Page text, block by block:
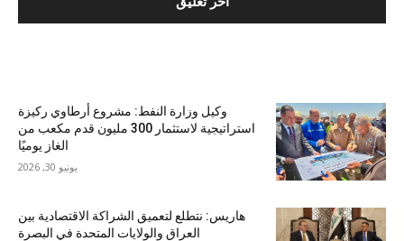
وكيل وزارة النفط: مشروع أرطاوي ركيزة
استراتيجية لاستثمار 300 مليون قدم مكعب من
الغاز يوميًا
يونيو 30, 2026
هاريس: نتطلع لتعميق الشراكة الاقتصادية بين
العراق والولايات المتحدة في البصرة